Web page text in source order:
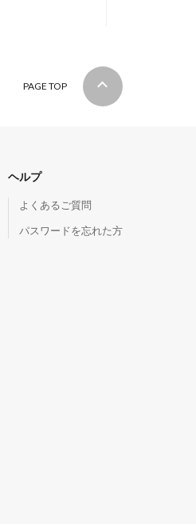
PAGE TOP
ヘルプ
よくあるご質問
パスワードを忘れた方